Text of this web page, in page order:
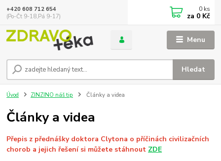
Menu
Hledat
+420 608 712 654
(Po-Čt 9-18,Pá 9-17)
0 ks
za 0 Kč
Úvod ZINZINO náš tip Články a videa
Články a videa
Přepis z přednášky doktora Clytona o příčinách civilizačních
chorob a jejich řešení si můžete stáhnout ZDE